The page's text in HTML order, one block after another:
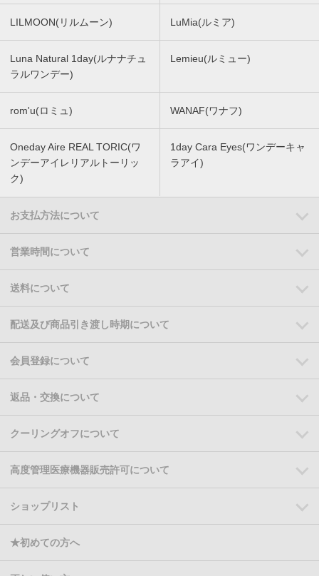
LILMOON(リルムーン) LuMia(ルミア)
Luna Natural 1day(ルナナチュ
ラルワンデー)
Lemieu(ルミュー)
rom'u(ロミュ) WANAF(ワナフ)
Oneday Aire REAL TORIC(ワ
ンデーアイレリアルトーリッ
ク)
1day Cara Eyes(ワンデーキャ
ラアイ)
お支払方法について
営業時間について
送料について
配送及び商品引き渡し時期について
会員登録について
返品・交換について
クーリングオフについて
高度管理医療機器販売許可について
ショップリスト
★初めての方へ